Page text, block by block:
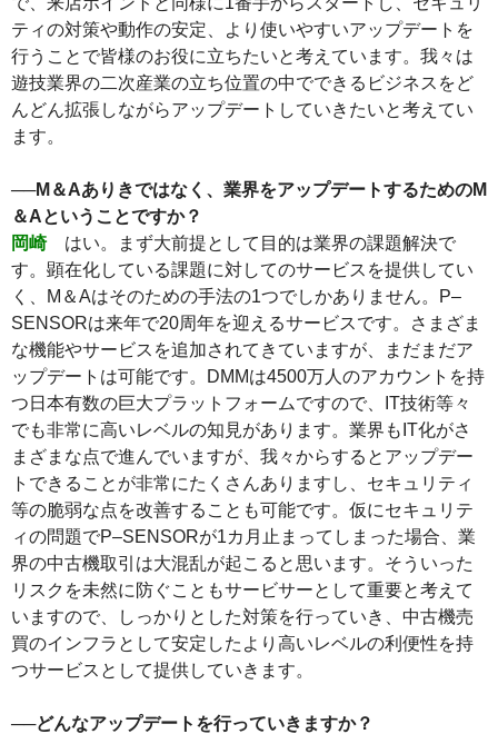
ティの対策や動作の安定、より使いやすいアップデートを
行うことで皆様のお役に立ちたいと考えています。我々は
遊技業界の二次産業の立ち位置の中でできるビジネスをど
んどん拡張しながらアップデートしていきたいと考えてい
ます。
──M＆Aありきではなく、業界をアップデートするためのM
＆Aということですか？
岡崎はい。まず大前提として目的は業界の課題解決で
す。顕在化している課題に対してのサービスを提供してい
く、M＆Aはそのための手法の1つでしかありません。P‒
SENSORは来年で20周年を迎えるサービスです。さまざま
な機能やサービスを追加されてきていますが、まだまだア
ップデートは可能です。DMMは4500万人のアカウントを持
つ日本有数の巨大プラットフォームですので、IT技術等々
でも非常に高いレベルの知見があります。業界もIT化がさ
まざまな点で進んでいますが、我々からするとアップデー
トできることが非常にたくさんありますし、セキュリティ
等の脆弱な点を改善することも可能です。仮にセキュリテ
ィの問題でP‒SENSORが1カ月止まってしまった場合、業
界の中古機取引は大混乱が起こると思います。そういった
リスクを未然に防ぐこともサービサーとして重要と考えて
いますので、しっかりとした対策を行っていき、中古機売
買のインフラとして安定したより高いレベルの利便性を持
つサービスとして提供していきます。
──どんなアップデートを行っていきますか？